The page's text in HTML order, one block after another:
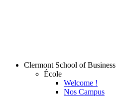
Clermont School of Business
École
Welcome !
Nos Campus